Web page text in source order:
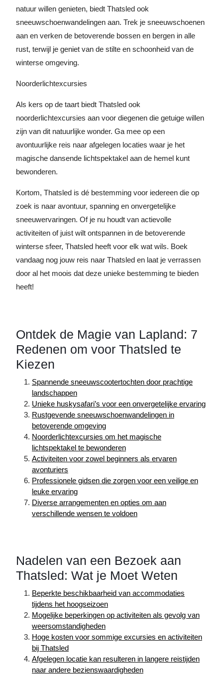
natuur willen genieten, biedt Thatsled ook
sneeuwschoenwandelingen aan. Trek je sneeuwschoenen
aan en verken de betoverende bossen en bergen in alle
rust, terwijl je geniet van de stilte en schoonheid van de
winterse omgeving.
Noorderlichtexcursies
Als kers op de taart biedt Thatsled ook
noorderlichtexcursies aan voor diegenen die getuige willen
zijn van dit natuurlijke wonder. Ga mee op een
avontuurlijke reis naar afgelegen locaties waar je het
magische dansende lichtspektakel aan de hemel kunt
bewonderen.
Kortom, Thatsled is dé bestemming voor iedereen die op
zoek is naar avontuur, spanning en onvergetelijke
sneeuwervaringen. Of je nu houdt van actievolle
activiteiten of juist wilt ontspannen in de betoverende
winterse sfeer, Thatsled heeft voor elk wat wils. Boek
vandaag nog jouw reis naar Thatsled en laat je verrassen
door al het moois dat deze unieke bestemming te bieden
heeft!
Ontdek de Magie van Lapland: 7
Redenen om voor Thatsled te
Kiezen
Spannende sneeuwscootertochten door prachtige
landschappen
Unieke huskysafari’s voor een onvergetelijke ervaring
Rustgevende sneeuwschoenwandelingen in
betoverende omgeving
Noorderlichtexcursies om het magische
lichtspektakel te bewonderen
Activiteiten voor zowel beginners als ervaren
avonturiers
Professionele gidsen die zorgen voor een veilige en
leuke ervaring
Diverse arrangementen en opties om aan
verschillende wensen te voldoen
Nadelen van een Bezoek aan
Thatsled: Wat je Moet Weten
Beperkte beschikbaarheid van accommodaties
tijdens het hoogseizoen
Mogelijke beperkingen op activiteiten als gevolg van
weersomstandigheden
Hoge kosten voor sommige excursies en activiteiten
bij Thatsled
Afgelegen locatie kan resulteren in langere reistijden
naar andere bezienswaardigheden